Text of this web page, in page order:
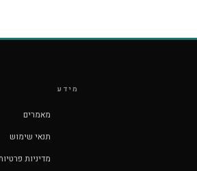
מידע
מאמרים
תנאי שימוש
מדיניות